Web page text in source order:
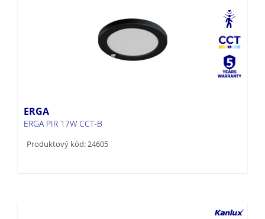
ERGA
ERGA PIR 17W CCT-B
Produktový kód: 24605